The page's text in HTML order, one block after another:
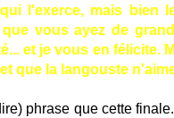
l'exerce, mais bien
vous ayez de
et je vous en félicite.
que la langouste
phrase que cette